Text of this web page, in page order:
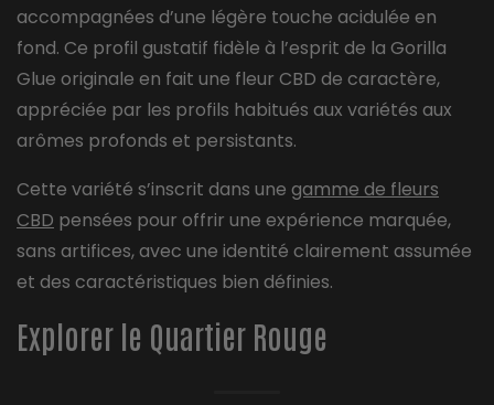
accompagnées d’une légère touche acidulée en
fond. Ce profil gustatif fidèle à l’esprit de la Gorilla
Glue originale en fait une fleur CBD de caractère,
appréciée par les profils habitués aux variétés aux
arômes profonds et persistants.
Cette variété s’inscrit dans une gamme de fleurs
CBD pensées pour offrir une expérience marquée,
sans artifices, avec une identité clairement assumée
et des caractéristiques bien définies.
Explorer le Quartier Rouge